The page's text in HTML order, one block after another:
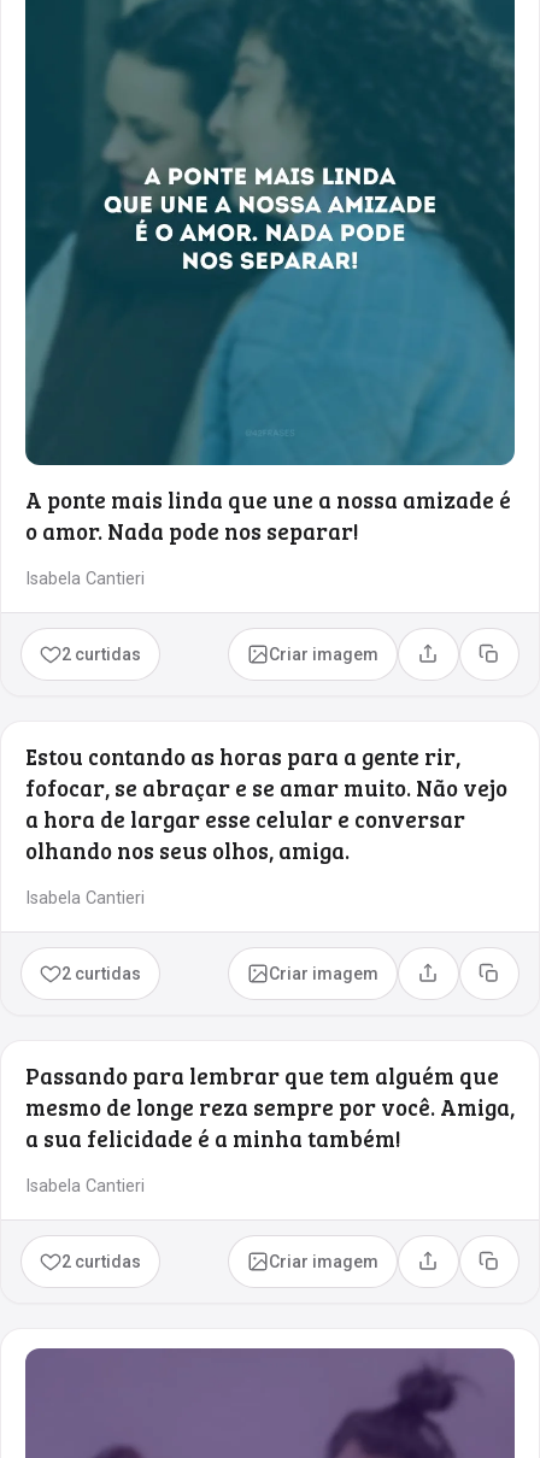
A ponte mais linda que une a nossa amizade é
o amor. Nada pode nos separar!
Isabela Cantieri
2 curtidas Criar imagem Compartilhar
Copiar
Estou contando as horas para a gente rir,
fofocar, se abraçar e se amar muito. Não vejo
a hora de largar esse celular e conversar
olhando nos seus olhos, amiga.
Isabela Cantieri
2 curtidas Criar imagem Compartilhar
Copiar
Passando para lembrar que tem alguém que
mesmo de longe reza sempre por você. Amiga,
a sua felicidade é a minha também!
Isabela Cantieri
2 curtidas Criar imagem Compartilhar
Copiar